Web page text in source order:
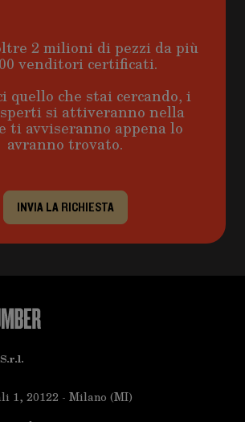
2 milioni di pezzi da più
venditori certificati.
quello che stai cercando, i
si attiveranno nella
ti avviseranno appena lo
avranno trovato.
INVIA LA RICHIESTA
1, 20122 - Milano (MI)